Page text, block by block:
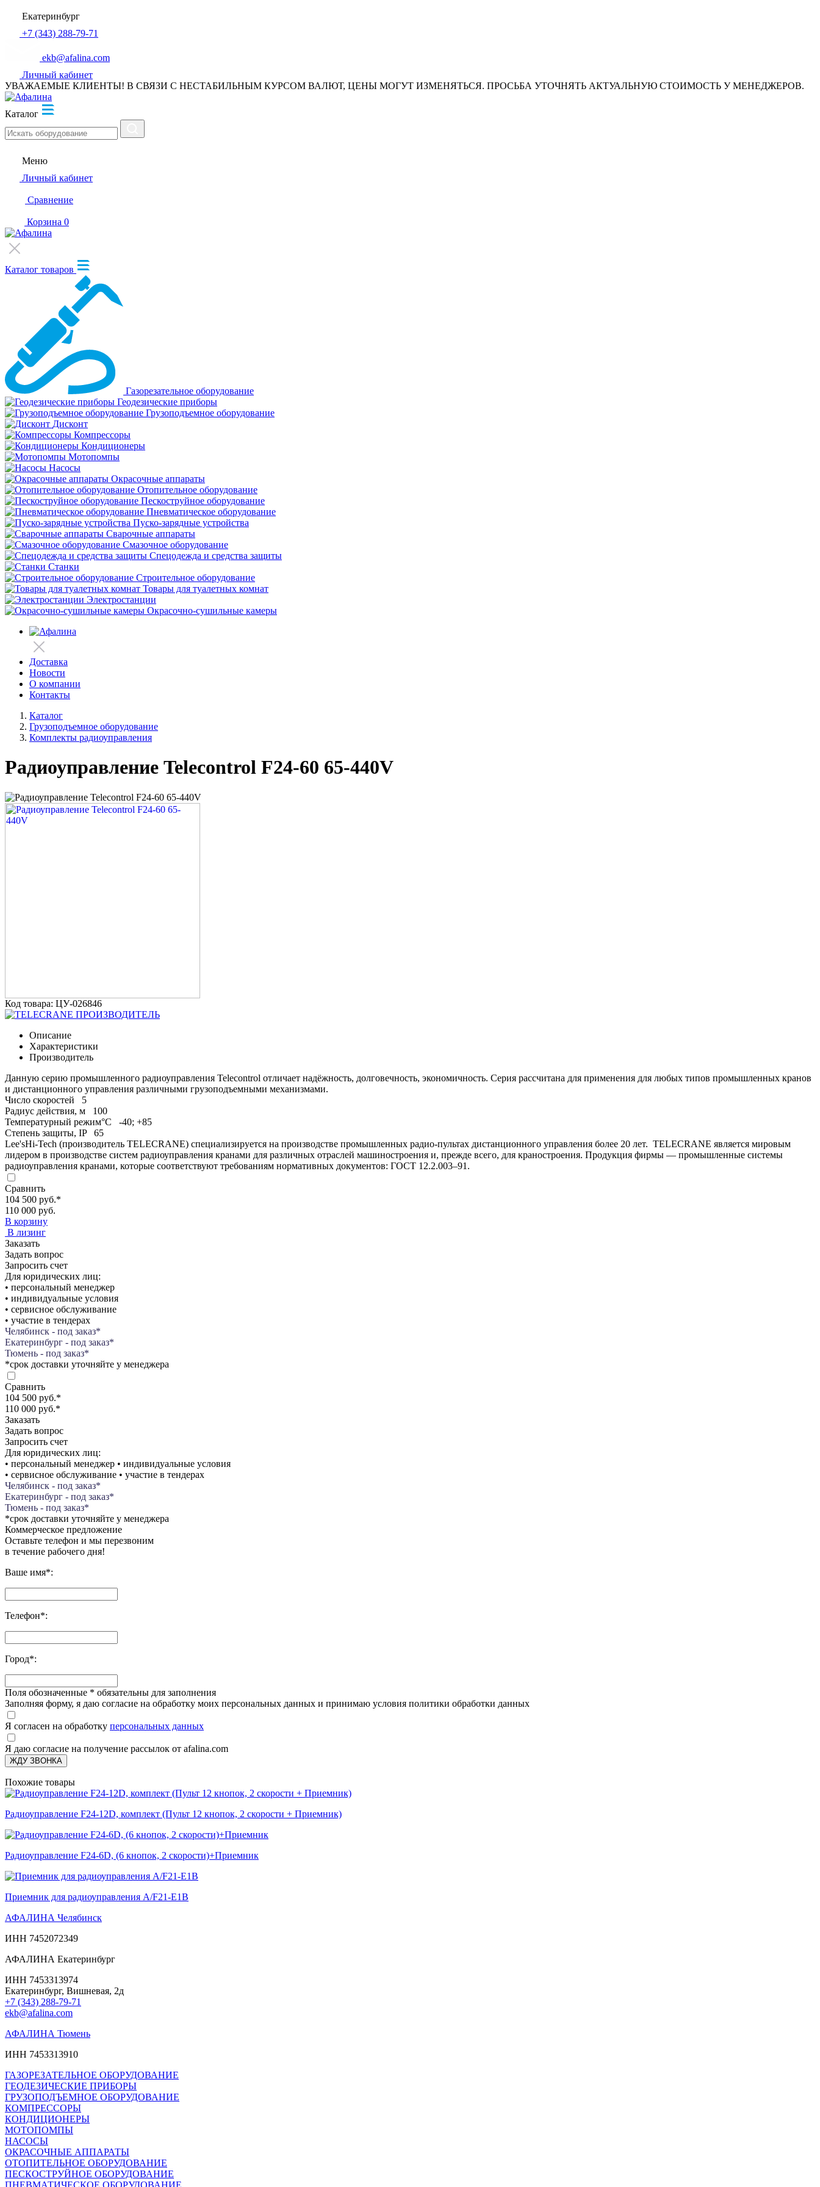
Екатеринбург
+7 (343) 288-79-71
ekb@afalina.com
Личный кабинет
УВАЖАЕМЫЕ КЛИЕНТЫ! В СВЯЗИ С НЕСТАБИЛЬНЫМ КУРСОМ ВАЛЮТ, ЦЕНЫ МОГУТ ИЗМЕНЯТЬСЯ. ПРОСЬБА УТОЧНЯТЬ АКТУАЛЬНУЮ СТОИМОСТЬ У МЕНЕДЖЕРОВ.
Каталог
Меню
Личный кабинет
Сравнение
Корзина 0
Каталог товаров
Газорезательное оборудование
Геодезические приборы
Грузоподъемное оборудование
Дисконт
Компрессоры
Кондиционеры
Мотопомпы
Насосы
Окрасочные аппараты
Отопительное оборудование
Пескоструйное оборудование
Пневматическое оборудование
Пуско-зарядные устройства
Сварочные аппараты
Смазочное оборудование
Спецодежда и средства защиты
Станки
Строительное оборудование
Товары для туалетных комнат
Электростанции
Окрасочно-сушильные камеры
Доставка
Новости
О компании
Контакты
Каталог
Грузоподъемное оборудование
Комплекты радиоуправления
Радиоуправление Telecontrol F24-60 65-440V
Код товара: ЦУ-026846
ПРОИЗВОДИТЕЛЬ
Описание
Характеристики
Производитель
Данную серию промышленного радиоуправления Telecontrol отличает надёжность, долговечность, экономичность. Серия рассчитана для применения для любых типов промышленных кранов
и дистанционного управления различными грузоподъемными механизмами.
Число скоростей
5
Радиус действия, м
100
Температурный режим°С
-40; +85
Степень защиты, IP
65
Lee'sHi-Tech (производитель TELECRANE) специализируется на производстве промышленных радио-пультах дистанционного управления более 20 лет. TELECRANE является мировым
лидером в производстве систем радиоуправления кранами для различных отраслей машиностроения и, прежде всего, для краностроения. Продукция фирмы — промышленные системы
радиоуправления кранами, которые соответствуют требованиям нормативных документов: ГОСТ 12.2.003–91.
Сравнить
104 500 руб.*
110 000 руб.
В корзину
В лизинг
Заказать
Задать вопрос
Запросить счет
Для юридических лиц:
• персональный менеджер
• индивидуальные условия
• сервисное обслуживание
• участие в тендерах
Челябинск - под заказ*
Екатеринбург - под заказ*
Тюмень - под заказ*
*срок доставки уточняйте у менеджера
Сравнить
104 500 руб.*
110 000 руб.*
Заказать
Задать вопрос
Запросить счет
Для юридических лиц:
• персональный менеджер • индивидуальные условия
• сервисное обслуживание • участие в тендерах
Челябинск - под заказ*
Екатеринбург - под заказ*
Тюмень - под заказ*
*срок доставки уточняйте у менеджера
Коммерческое предложение
Оставьте телефон и мы перезвоним
в течение рабочего дня!
Ваше имя*:
Телефон*:
Город*:
Поля обозначенные * обязательны для заполнения
Заполняя форму, я даю согласие на обработку моих персональных данных и принимаю условия политики обработки данных
Я согласен на обработку персональных данных
Я даю согласие на получение рассылок от afalina.com
ЖДУ ЗВОНКА
Похожие товары
Радиоуправление F24-12D, комплект (Пульт 12 кнопок, 2 скорости + Приемник)
Радиоуправление F24-6D, (6 кнопок, 2 скорости)+Приемник
Приемник для радиоуправления А/F21-E1B
АФАЛИНА Челябинск
ИНН 7452072349
АФАЛИНА Екатеринбург
ИНН 7453313974
Екатеринбург, Вишневая, 2д
+7 (343) 288-79-71
ekb@afalina.com
АФАЛИНА Тюмень
ИНН 7453313910
ГАЗОРЕЗАТЕЛЬНОЕ ОБОРУДОВАНИЕ
ГЕОДЕЗИЧЕСКИЕ ПРИБОРЫ
ГРУЗОПОДЪЕМНОЕ ОБОРУДОВАНИЕ
КОМПРЕССОРЫ
КОНДИЦИОНЕРЫ
МОТОПОМПЫ
НАСОСЫ
ОКРАСОЧНЫЕ АППАРАТЫ
ОТОПИТЕЛЬНОЕ ОБОРУДОВАНИЕ
ПЕСКОСТРУЙНОЕ ОБОРУДОВАНИЕ
ПНЕВМАТИЧЕСКОЕ ОБОРУДОВАНИЕ